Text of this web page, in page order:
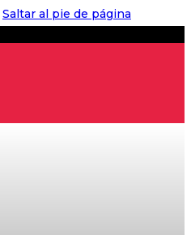
Saltar al pie de página